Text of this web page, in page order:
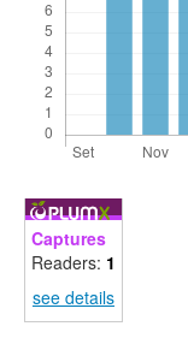
Captures
Readers: 1
see details